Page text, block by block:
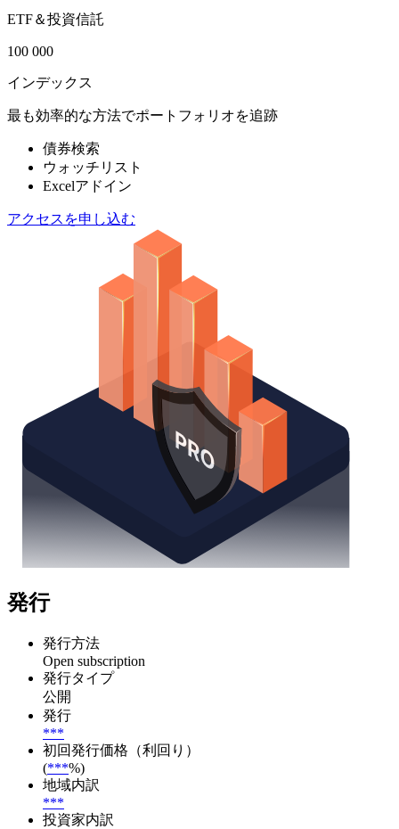
ETF＆投資信託
100 000
インデックス
最も効率的な方法でポートフォリオを追跡
債券検索
ウォッチリスト
Excelアドイン
アクセスを申し込む
発行
発行方法
Open subscription
発行タイプ
公開
発行
***
初回発行価格（利回り）
(***%)
地域内訳
***
投資家内訳